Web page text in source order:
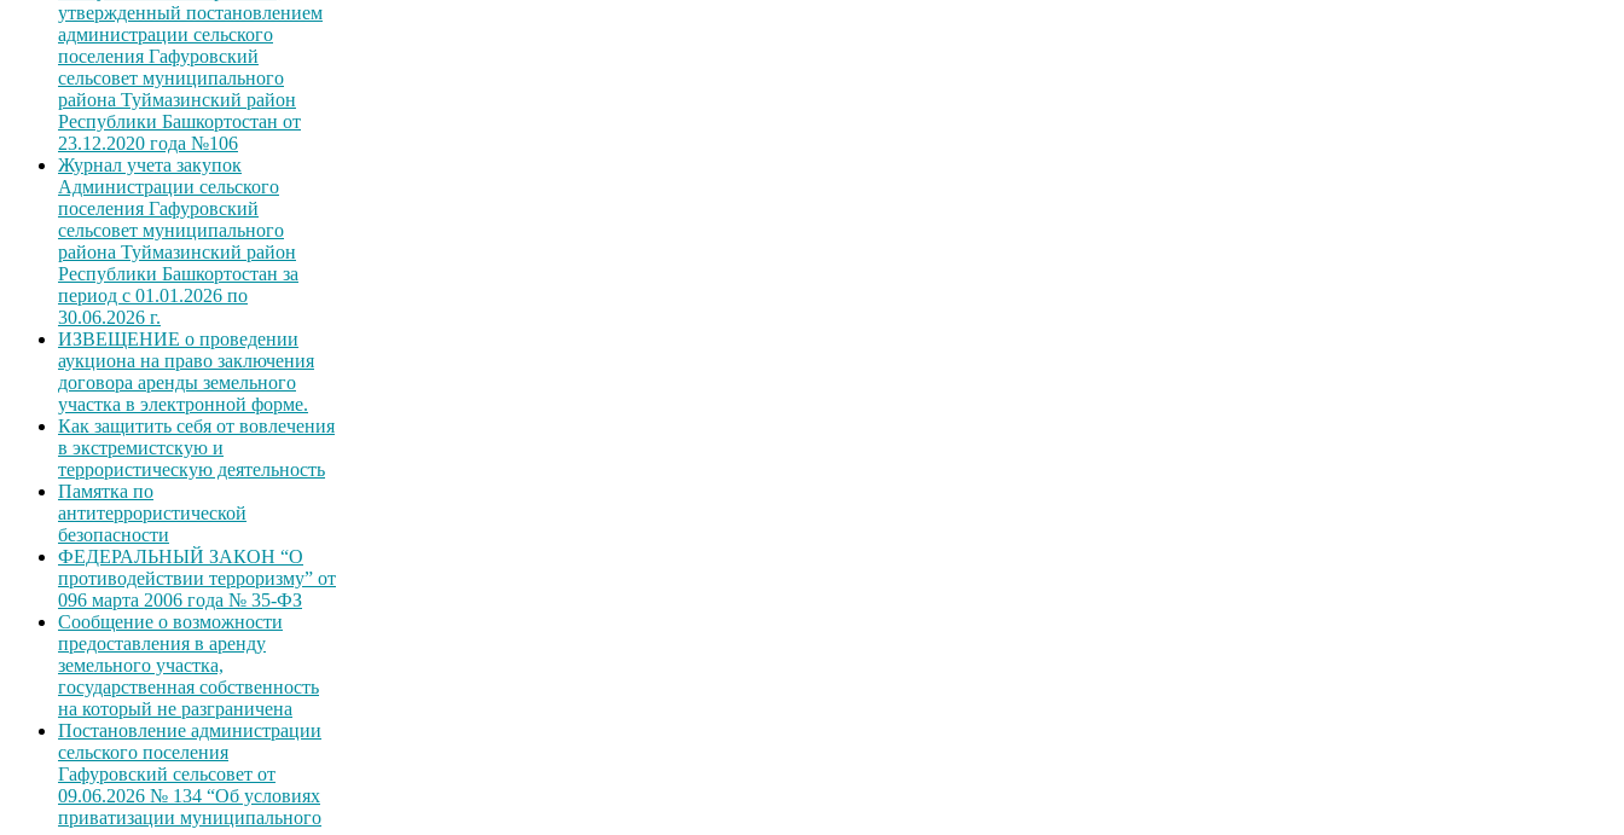
утвержденный постановлением
администрации сельского
поселения Гафуровский
сельсовет муниципального
района Туймазинский район
Республики Башкортостан от
23.12.2020 года №106
Журнал учета закупок
Администрации сельского
поселения Гафуровский
сельсовет муниципального
района Туймазинский район
Республики Башкортостан за
период с 01.01.2026 по
30.06.2026 г.
ИЗВЕЩЕНИЕ о проведении
аукциона на право заключения
договора аренды земельного
участка в электронной форме.
Как защитить себя от вовлечения
в экстремистскую и
террористическую деятельность
Памятка по
антитеррористической
безопасности
ФЕДЕРАЛЬНЫЙ ЗАКОН “О
противодействии терроризму” от
096 марта 2006 года № 35-ФЗ
Сообщение о возможности
предоставления в аренду
земельного участка,
государственная собственность
на который не разграничена
Постановление администрации
сельского поселения
Гафуровский сельсовет от
09.06.2026 № 134 “Об условиях
приватизации муниципального